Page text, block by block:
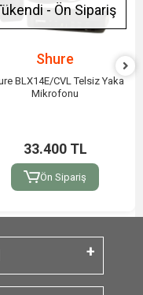
- Ön Sipariş
Shure
BLX14E/CVL Telsiz Yaka
Mikrofonu
33.400 TL
Ön Sipariş